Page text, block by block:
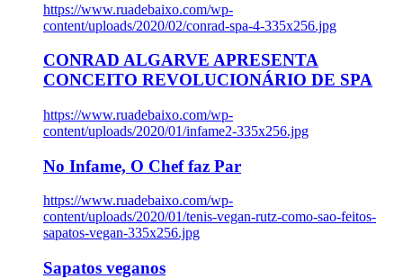
https://www.ruadebaixo.com/wp-
content/uploads/2020/02/conrad-spa-4-335x256.jpg
CONRAD ALGARVE APRESENTA
CONCEITO REVOLUCIONÁRIO DE SPA
https://www.ruadebaixo.com/wp-
content/uploads/2020/01/infame2-335x256.jpg
No Infame, O Chef faz Par
https://www.ruadebaixo.com/wp-
content/uploads/2020/01/tenis-vegan-rutz-como-sao-feitos-
sapatos-vegan-335x256.jpg
Sapatos veganos